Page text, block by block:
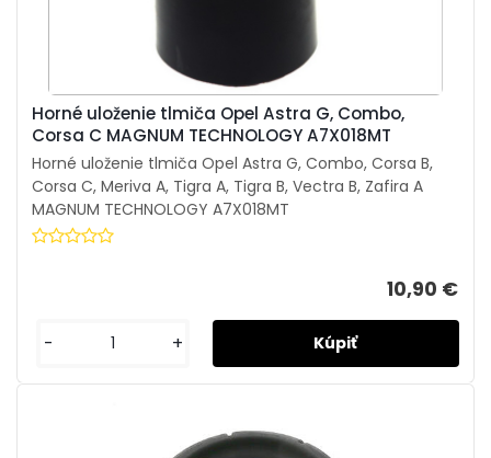
Horné uloženie tlmiča Opel Astra G, Combo,
Corsa C MAGNUM TECHNOLOGY A7X018MT
Horné uloženie tlmiča Opel Astra G, Combo, Corsa B,
Corsa C, Meriva A, Tigra A, Tigra B, Vectra B, Zafira A
MAGNUM TECHNOLOGY A7X018MT
10,90 €
- +